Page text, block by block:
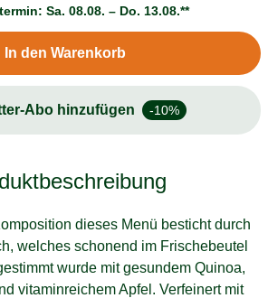
Sa. 08.08. – Do. 13.08.**
In den Warenkorb
Abo hinzufügen -10%
dieses Menü besticht durch
welches schonend im Frischebeutel
wurde mit gesundem Quinoa,
vitaminreichem Apfel. Verfeinert mit